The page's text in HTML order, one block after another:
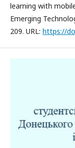
learning with
Emerging
209. URL: https://